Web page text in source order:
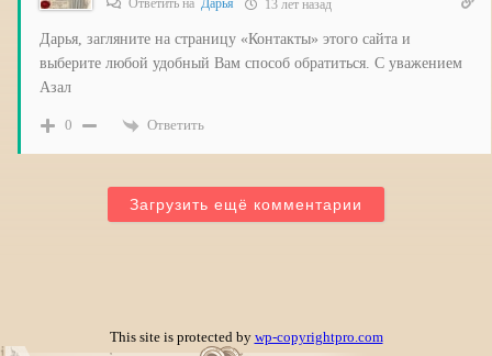
13 лет назад
Дарья, загляните на страницу «Контакты» этого сайта и
выберите любой удобный Вам способ обратиться. С уважением
Азал
0 Ответить
Загрузить ещё комментарии
This site is protected by wp-copyrightpro.com